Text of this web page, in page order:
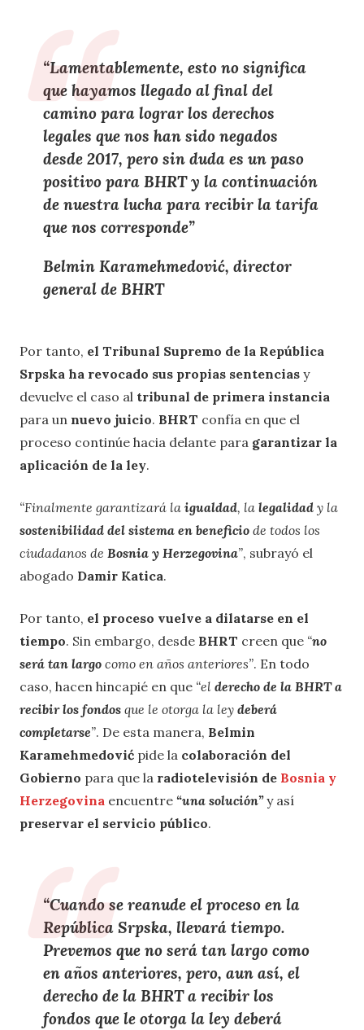
“Lamentablemente, esto no significa
que hayamos llegado al final del
caminopara lograr los derechos
legales que nos han sido negados
desde 2017, pero sin duda es un paso
positivo para BHRTy la continuación
de nuestra luchapara recibir la tarifa
que nos corresponde”
Belmin Karamehmedović, director
general de BHRT
Por tanto, el Tribunal Supremo de la República
Srpska ha revocado sus propias sentencias y
devuelve el caso al tribunal de primera instancia
para un nuevo juicio. BHRT confía en que el
proceso continúe hacia delante para garantizar la
aplicación de la ley.
“Finalmente garantizará la igualdad, la legalidad y la
sostenibilidad del sistema en beneficio de todos los
ciudadanos de Bosnia y Herzegovina”, subrayó el
abogado Damir Katica.
Por tanto, el proceso vuelve a dilatarse en el
tiempo. Sin embargo, desde BHRT creen que “no
será tan largo como en años anteriores”. En todo
caso, hacen hincapié en que “el derecho de la BHRT a
recibir los fondos que le otorga la ley deberá
completarse”. De esta manera, Belmin
Karamehmedović pide la colaboración del
Gobierno para que la radiotelevisión de Bosnia y
Herzegovina encuentre “una solución”y así
preservar el servicio público.
“Cuando se reanude el proceso en la
República Srpska, llevará tiempo.
Prevemos que no será tan largo como
en años anteriores, pero, aun así, el
derecho de la BHRT a recibir los
fondos que le otorga la ley deberá